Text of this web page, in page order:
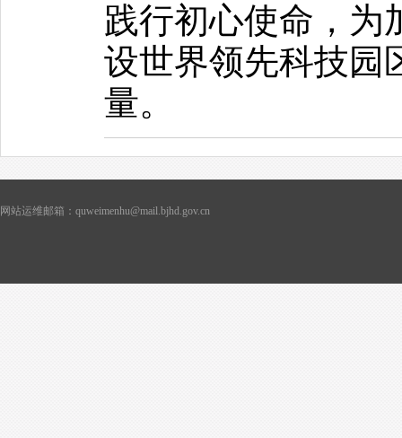
践行初心使命，为
设世界领先科技园
量。
网站运维邮箱：quweimenhu@mail.bjhd.gov.cn